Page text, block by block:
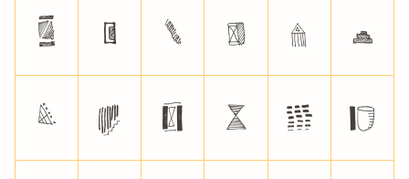
Z [ \ ] ^ _
` a b c d e